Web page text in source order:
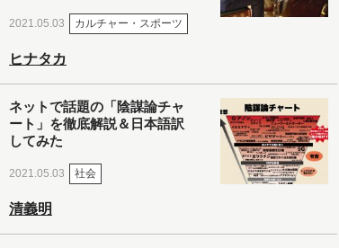
2021.05.03 カルチャー・スポーツ
ヒナタカ
ネットで話題の「陰謀論チャ
ート」を徹底解説＆日本語訳
してみた
2021.05.03 社会
清義明